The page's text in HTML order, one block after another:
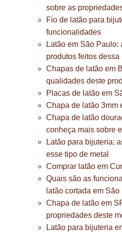
sobre as
Fio de latão para
funcionalidades
Latão em São
produtos feitos
Chapas de latão em
qualidades deste
Placas de latão em
Chapa de latão 3mm
Chapa de latão
conheça mais sobre
Latão para bijuteria:
esse tipo de metal
Comprar latão em
Quais são as
latão cortada em
Chapa de latão em
propriedades deste
Latão para bijuteria